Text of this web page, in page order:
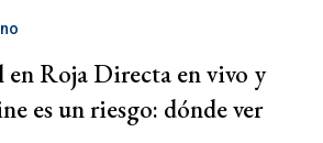
Roja Directa en vivo y
es un riesgo: dónde ver